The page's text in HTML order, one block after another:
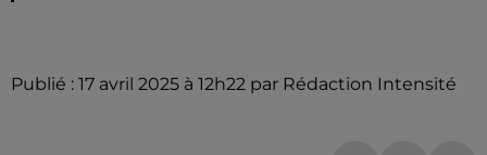
Publié : 17 avril 2025 à 12h22 par Rédaction Intensité